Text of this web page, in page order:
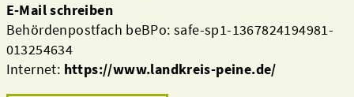
E-Mail schreiben
Behördenpostfach beBPo: safe-sp1-1367824194981-
013254634
Internet: https://www.landkreis-peine.de/